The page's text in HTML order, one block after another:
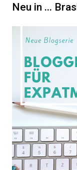
Beitrag
Neu in ...